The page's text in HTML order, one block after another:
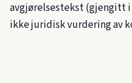
avgjørelsestekst (gjengitt
ikke juridisk vurdering av